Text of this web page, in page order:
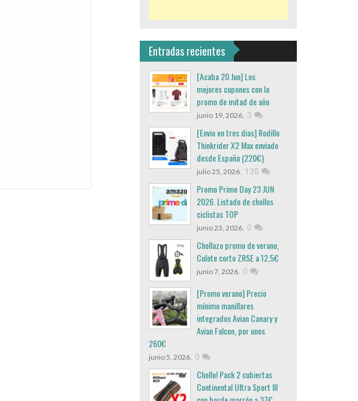
Entradas recientes
[Acaba 20 Jun] Los
mejores cupones con la
promo de mitad de año
junio 19, 2026, 3
[Envio en tres dias] Rodillo
Thinkrider X2 Max enviado
desde España (220€)
julio 25, 2026, 135
Promo Prime Day 23 JUN
2026. Listado de chollos
ciclistas TOP
junio 23, 2026, 0
Chollazo promo de verano,
Culote corto ZRSE a 12,5€
junio 7, 2026, 0
[Promo verano] Precio
mínimo manillares
integrados Avian Canary y
Avian Falcon, por unos
260€
junio 5, 2026, 0
Chollo! Pack 2 cubiertas
Continental Ultra Sport III